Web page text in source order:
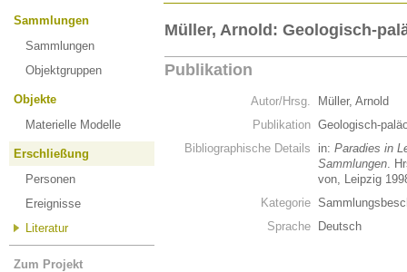
Sammlungen
Sammlungen
Objektgruppen
Objekte
Materielle Modelle
Erschließung
Personen
Ereignisse
Literatur
Zum Projekt
Müller, Arnold: Geologisch-
Publikation
Autor/Hrsg.
Müller, Arnold
Publikation Geologisch-
Bibliographische Details
in: Paradies in
Sammlungen.
von, Leipzig
Kategorie
Sprache
Deutsch